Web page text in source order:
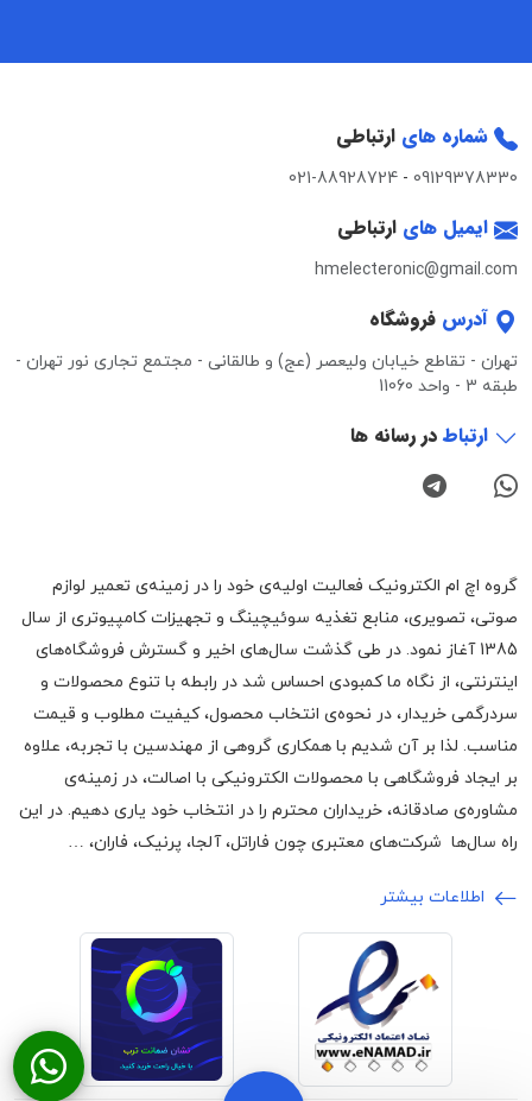
شماره های ارتباطی
09129378330
-
021-88928724
ایمیل های ارتباطی
hmelecteronic@gmail.com
آدرس فروشگاه
تهران - تقاطع خیابان ولیعصر (عج) و طالقانی - مجتمع تجاری نور تهران -
طبقه 3 - واحد 11060
ارتباطدر رسانه ها
گروه اچ ام الکترونیک فعالیت اولیه‌ی خود را در زمینه‌‌ی تعمیر لوازم
صوتی، تصویری، منابع تغذیه سوئیچینگ و تجهیزات کامپیوتری از سال
1385 آغاز نمود. در طی گذشت سال‌های اخیر و گسترش فروشگاه‌های
اینترنتی، از نگاه ما کمبودی احساس شد در رابطه با تنوع محصولات و
سردرگمی خریدار، در نحوه‌ی انتخاب محصول، کیفیت مطلوب و قیمت
مناسب. لذا بر آن شدیم با همکاری گروهی از مهندسین با تجربه، علاوه
بر ایجاد فروشگاهی با محصولات الکترونیکی با اصالت، در زمینه‌ی
مشاوره‌ی صادقانه، خریداران محترم را در انتخاب خود یاری دهیم. در این
راه سال‌ها شرکت‌های معتبری چون فاراتل، آلجا، پرنیک، فاران، …
اطلاعات بیشتر